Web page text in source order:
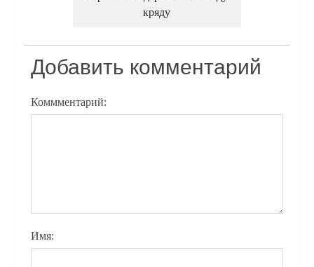
кряду
Добавить комментарий
Коммментарий:
Имя: